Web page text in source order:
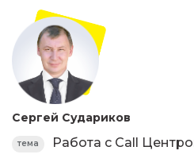
Сергей Судариков
тема Работа с Call